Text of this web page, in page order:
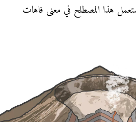
هذا المصطلح في معنى فاهات